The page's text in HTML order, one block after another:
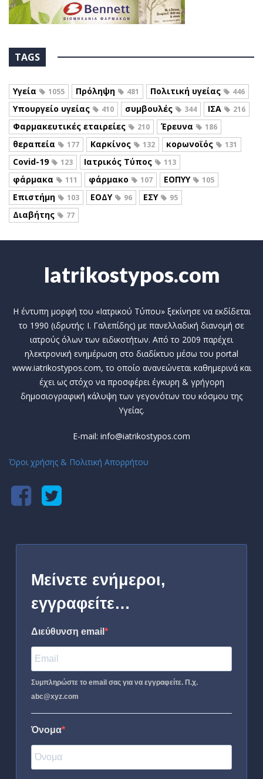
TAGS
Υγεία 1055 Πρόληψη 481 Πολιτική υγείας 446
Υπουργείο υγείας 410 συμβουλές 344 ΙΣΑ 216
Φαρμακευτικές εταιρείες 210 Έρευνα 186
θεραπεία 177 Καρκίνος 132 κορωνοϊός 131
Covid-19 123 Ιατρικός Τύπος 113
φάρμακα 111 φάρμακο 107 ΕΟΠΥΥ 105
Επιστήμη 103 ΕΟΔΥ 96 ΕΣΥ 95
Διαβήτης 77
Iatrikostypos.com
Η έντυπη μορφή του «Ιατρικού Τύπου» ξεκίνησε να εκδίδεται
το 1990 (ιδρυτής: Ι. Γαλεπίδης) με πανελλαδική διανομή σε
ιατρούς όλων των ειδικοτήτων. Από το 2009 παρέχει
ηλεκτρονική ενημέρωση στο διαδίκτυο μέσω του portal
www.iatrikostypos.com, το οποίο ανανεώνεται καθημερινά και
έχει ως στόχο να προσφέρει έγκυρη & γρήγορη
δημοσιογραφική κάλυψη των γεγονότων του κόσμου της
Υγείας.
E-mail: info@iatrikostypos.com
Όροι χρήσης & Πολιτική Απορρήτου
Μείνετε ενήμεροι,
εγγραφείτε…
Διεύθυνση email
Συμπληρώστε το email σας για να εγγραφείτε. Π.χ.
abc@xyz.com
Όνομα